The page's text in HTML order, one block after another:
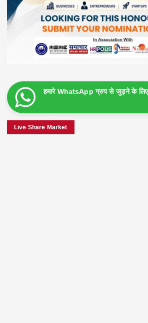
हमारे WhatsApp ग्रुप से जुड़ने के
Live Share Market